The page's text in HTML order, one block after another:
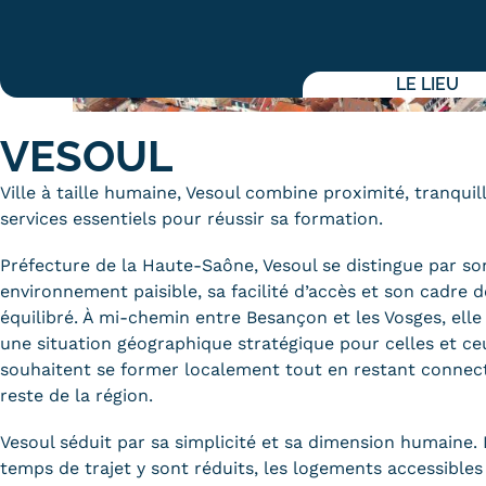
Agenda
Contacts services
Formulaire de contact
Menu
Mentions
Mentions légales
LE LIEU
VESOUL
Ville à taille humaine, Vesoul combine proximité,
services essentiels pour réussir sa formation.
Préfecture de la Haute-Saône, Vesoul se distingue par
environnement paisible, sa facilité d’accès et son cadre
équilibré. À mi-chemin entre Besançon et les Vosges,
une situation géographique stratégique pour celles et
souhaitent se former localement tout en restant
reste de la région.
Vesoul séduit par sa simplicité et sa dimension humaine.
temps de trajet y sont réduits, les logements